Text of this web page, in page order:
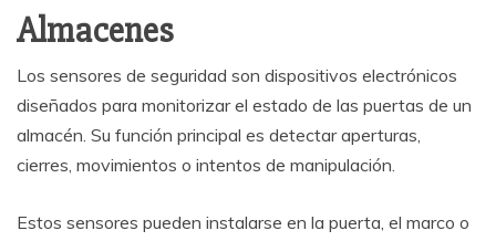
Almacenes
Los sensores de seguridad son dispositivos electrónicos
diseñados para monitorizar el estado de las puertas de un
almacén. Su función principal es detectar aperturas,
cierres, movimientos o intentos de manipulación.
Estos sensores pueden instalarse en la puerta, el marco o